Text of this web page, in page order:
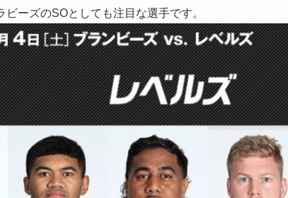
ーズのSOとしても注目な選手です。